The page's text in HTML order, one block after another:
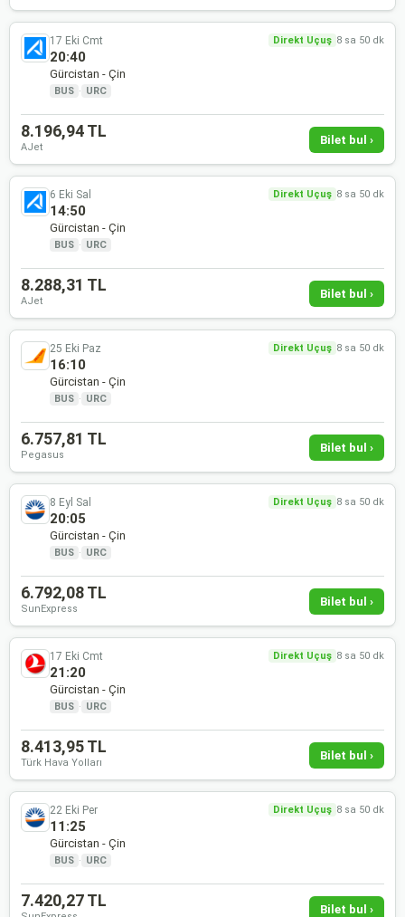
17 Eki Cmt Direkt Uçuş 8 sa 50 dk
20:40
Gürcistan - Çin
BUS · URC
8.196,94 TL
AJet
Bilet bul ›
6 Eki Sal Direkt Uçuş 8 sa 50 dk
14:50
Gürcistan - Çin
BUS · URC
8.288,31 TL
AJet
Bilet bul ›
25 Eki Paz Direkt Uçuş 8 sa 50 dk
16:10
Gürcistan - Çin
BUS · URC
6.757,81 TL
Pegasus
Bilet bul ›
8 Eyl Sal Direkt Uçuş 8 sa 50 dk
20:05
Gürcistan - Çin
BUS · URC
6.792,08 TL
SunExpress
Bilet bul ›
17 Eki Cmt Direkt Uçuş 8 sa 50 dk
21:20
Gürcistan - Çin
BUS · URC
8.413,95 TL
Türk Hava Yolları
Bilet bul ›
22 Eki Per Direkt Uçuş 8 sa 50 dk
11:25
Gürcistan - Çin
BUS · URC
7.420,27 TL Bilet bul ›